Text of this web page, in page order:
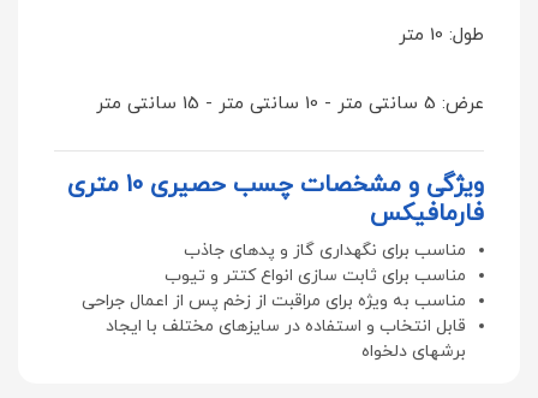
طول: 10 متر
عرض: 5 سانتی متر - 10 سانتی متر - 15 سانتی متر
ویژگی و مشخصات چسب حصیری 10 متری
فارمافیکس
مناسب برای نگهداری گاز و پدهای جاذب
مناسب برای ثابت سازی انواع کتتر و تیوب
مناسب به ویژه برای مراقبت از زخم پس از اعمال جراحی
قابل انتخاب و استفاده در سایزهای مختلف با ایجاد
برشهای دلخواه